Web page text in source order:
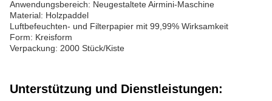
Anwendungsbereich: Neugestaltete Airmini-Maschine
Material: Holzpaddel
Luftbefeuchten- und Filterpapier mit 99,99% Wirksamkeit
Form: Kreisform
Verpackung: 2000 Stück/Kiste
Unterstützung und Dienstleistungen: